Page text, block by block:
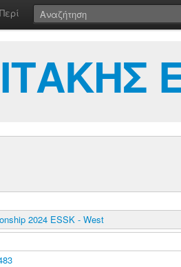
Περί
2024 ESSK - West